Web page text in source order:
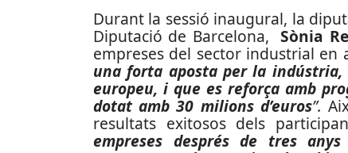
Durant la sessió inaugural, la
Diputació de Barcelona,Sònia
empreses del sector industrial en
una forta aposta per la
europeu, i que es reforça amb
dotat amb 30 milions d’euros”.
resultats exitosos dels
empreses després de tres